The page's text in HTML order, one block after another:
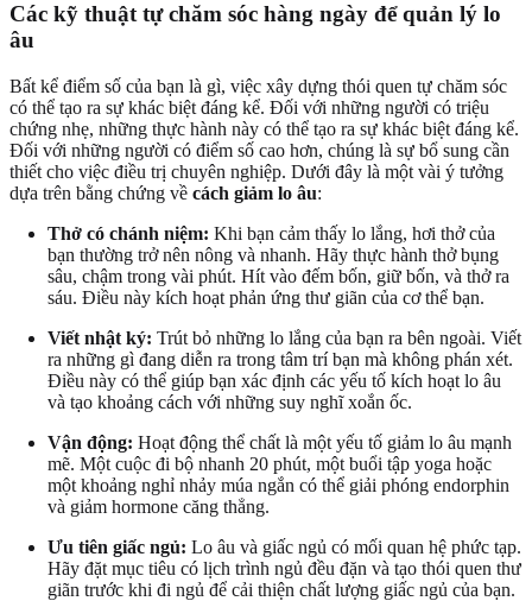
Các kỹ thuật tự chăm sóc hàng ngày để quản lý lo
âu
Bất kể điểm số của bạn là gì, việc xây dựng thói quen tự chăm sóc
có thể tạo ra sự khác biệt đáng kể. Đối với những người có triệu
chứng nhẹ, những thực hành này có thể tạo ra sự khác biệt đáng kể.
Đối với những người có điểm số cao hơn, chúng là sự bổ sung cần
thiết cho việc điều trị chuyên nghiệp. Dưới đây là một vài ý tưởng
dựa trên bằng chứng về cách giảm lo âu:
Thở có chánh niệm: Khi bạn cảm thấy lo lắng, hơi thở của
bạn thường trở nên nông và nhanh. Hãy thực hành thở bụng
sâu, chậm trong vài phút. Hít vào đếm bốn, giữ bốn, và thở ra
sáu. Điều này kích hoạt phản ứng thư giãn của cơ thể bạn.
Viết nhật ký: Trút bỏ những lo lắng của bạn ra bên ngoài. Viết
ra những gì đang diễn ra trong tâm trí bạn mà không phán xét.
Điều này có thể giúp bạn xác định các yếu tố kích hoạt lo âu
và tạo khoảng cách với những suy nghĩ xoắn ốc.
Vận động: Hoạt động thể chất là một yếu tố giảm lo âu mạnh
mẽ. Một cuộc đi bộ nhanh 20 phút, một buổi tập yoga hoặc
một khoảng nghỉ nhảy múa ngắn có thể giải phóng endorphin
và giảm hormone căng thẳng.
Ưu tiên giấc ngủ: Lo âu và giấc ngủ có mối quan hệ phức tạp.
Hãy đặt mục tiêu có lịch trình ngủ đều đặn và tạo thói quen thư
giãn trước khi đi ngủ để cải thiện chất lượng giấc ngủ của bạn.